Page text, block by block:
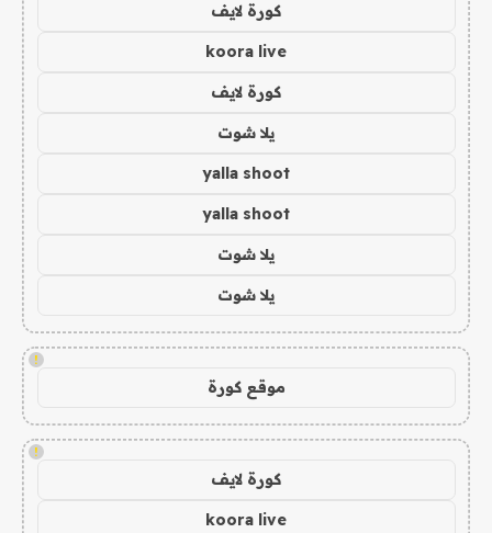
كورة لايف
koora live
كورة لايف
يلا شوت
yalla shoot
yalla shoot
يلا شوت
يلا شوت
!
موقع كورة
!
كورة لايف
koora live